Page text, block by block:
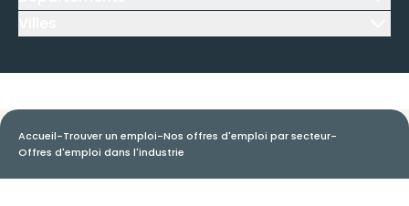
Accueil-Trouver un emploi-Nos offres d'emploi par secteur-
Offres d'emploi dans l'industrie